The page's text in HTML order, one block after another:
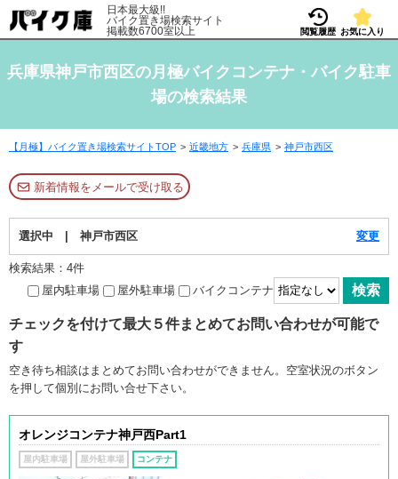
日本最大級!!
バイク置き場検索サイト
掲載数6700室以上
閲覧履歴 お気に入り
兵庫県神戸市西区の月極バイクコンテナ・バイク駐車
場の検索結果
【月極】バイク置き場検索サイトTOP 近畿地方 兵庫県 神戸市西区
新着情報をメールで受け取る
選択中 | 神戸市西区 変更
検索結果：4件
屋内駐車場
屋外駐車場 バイクコンテナ
チェックを付けて最大５件まとめてお問い合わせが可能で
す
空き待ち相談はまとめてお問い合わせができません。空室状況のボタン
を押して個別にお問い合せ下さい。
オレンジコンテナ神戸西Part1
屋内駐車場 屋外駐車場 コンテナ